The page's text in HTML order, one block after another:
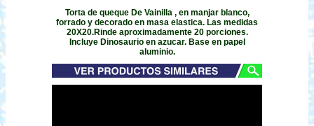
Torta de queque De Vainilla , en manjar blanco,
forrado y decorado en masa elastica. Las medidas
20X20.Rinde aproximadamente 20 porciones.
Incluye Dinosaurio en azucar. Base en papel
aluminio.